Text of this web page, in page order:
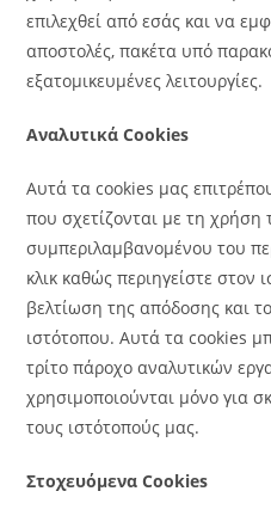
επιλεχθεί από εσάς και να
αποστολές, πακέτα υπό
εξατομικευμένες λειτουργίες.
Αναλυτικά Cookies
Αυτά τα cookies μας
που σχετίζονται με τη
συμπεριλαμβανομένου του
κλικ καθώς περιηγείστε στον
βελτίωση της απόδοσης και
ιστότοπου. Αυτά τα cookies
τρίτο πάροχο αναλυτικών
χρησιμοποιούνται μόνο για
τους ιστότοπούς μας.
Στοχευόμενα Cookies